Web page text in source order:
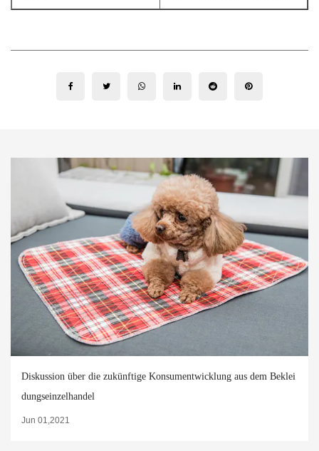
Diskussion über die zukünftige Konsumentwicklung aus dem Beklei
dungseinzelhandel
Jun 01,2021